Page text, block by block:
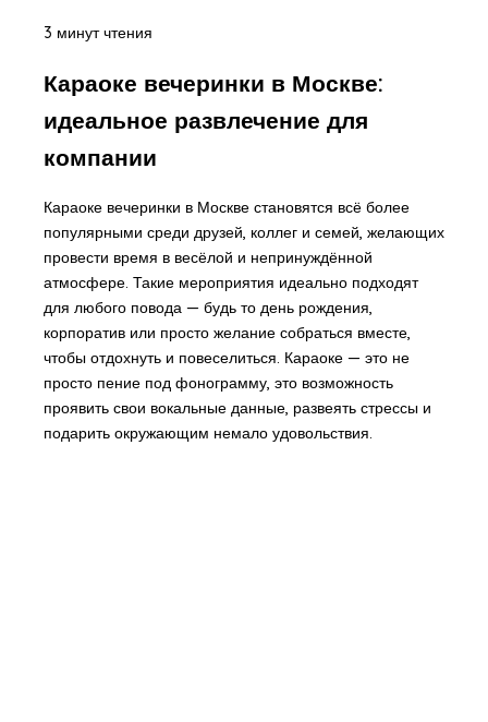
3 минут чтения
Караоке вечеринки в Москве:
идеальное развлечение для
компании
Караоке вечеринки в Москве становятся всё более
популярными среди друзей, коллег и семей, желающих
провести время в весёлой и непринуждённой
атмосфере. Такие мероприятия идеально подходят
для любого повода — будь то день рождения,
корпоратив или просто желание собраться вместе,
чтобы отдохнуть и повеселиться. Караоке — это не
просто пение под фонограмму, это возможность
проявить свои вокальные данные, развеять стрессы и
подарить окружающим немало удовольствия.